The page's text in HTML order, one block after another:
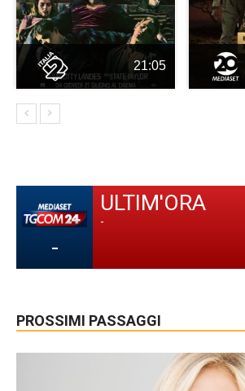
21:05
-
ULTIM'ORA
-
PROSSIMI PASSAGGI